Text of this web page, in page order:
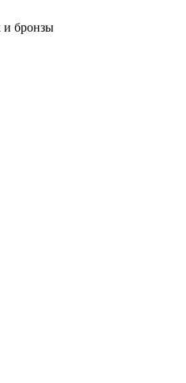
и бронзы